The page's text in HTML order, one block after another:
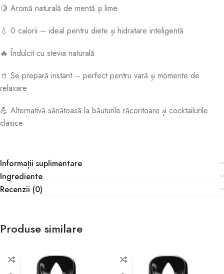
🍋 Aromă naturală de mentă și lime
💧 0 calorii – ideal pentru diete și hidratare inteligentă
🔥 Îndulcit cu stevia naturală
🥤 Se prepară instant – perfect pentru vară și momente de
relaxare
💪 Alternativă sănătoasă la băuturile răcoritoare și cocktailurile
clasice
Informații suplimentare
Ingrediente
Recenzii (0)
Produse similare